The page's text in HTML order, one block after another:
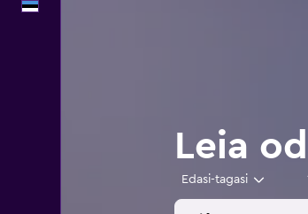
Leia
Edasi-tagasi